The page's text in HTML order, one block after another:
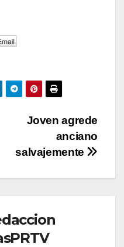
Joven agrede
anciano
salvajemente